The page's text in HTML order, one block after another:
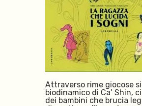
Attraverso rime giocose
biodinamico di Ca’ Shin,
dei bambini che brucia